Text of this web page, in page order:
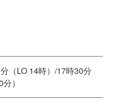
（LO 14時）/17時30分
）